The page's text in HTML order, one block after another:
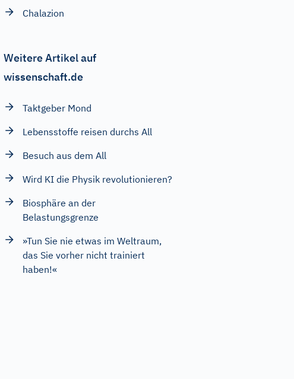
Chalazion
Weitere Artikel auf
wissenschaft.de
Taktgeber Mond
Lebensstoffe reisen durchs All
Besuch aus dem All
Wird KI die Physik revolutionieren?
Biosphäre an der
Belastungsgrenze
»Tun Sie nie etwas im Weltraum,
das Sie vorher nicht trainiert
haben!«